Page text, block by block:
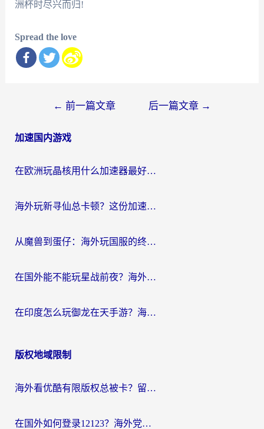
洲杯时尽兴而归!
Spread the love
导
← 前一篇文章 后一篇文章 →
加速国内游戏
在欧洲玩晶核用什么加速器最好呢？一个老玩家的真心话
海外玩新寻仙总卡顿？这份加速器选择指南让你秒回国服流畅体验
从魔兽到蛋仔：海外玩国服的终极加速指南，找到你的专属高速通道
在国外能不能玩星战前夜？海外党国服游戏不卡顿的秘密武器在这里
在印度怎么玩御龙在天手游？海外党畅玩国服的终极生存指南
版权地域限制
海外看优酷有限版权总被卡？留学生亲测有效的回国加速器选择指南
在国外如何登录12123？海外党必备的回国加速实用指南